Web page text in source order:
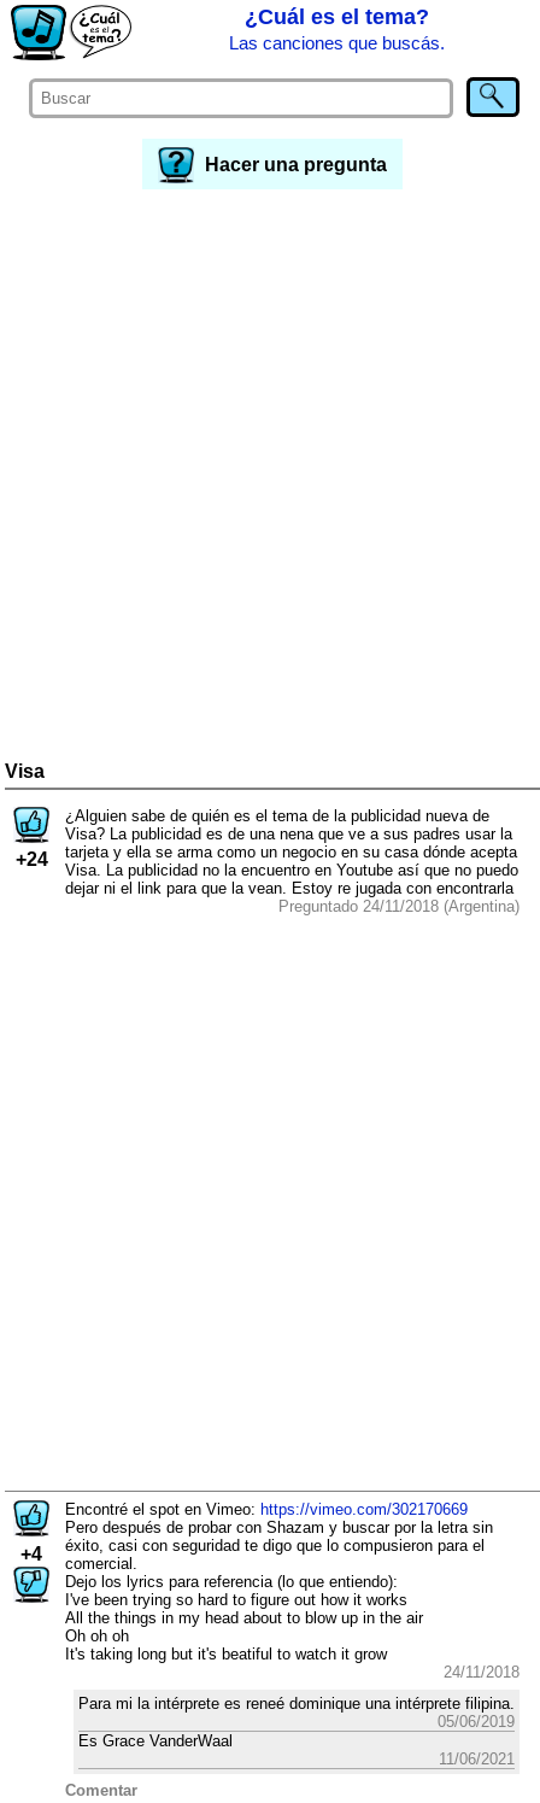
¿Cuál es el tema?
Las canciones que buscás.
Hacer una pregunta
Visa
+24
¿Alguien sabe de quién es el tema de la publicidad nueva de
Visa? La publicidad es de una nena que ve a sus padres usar la
tarjeta y ella se arma como un negocio en su casa dónde acepta
Visa. La publicidad no la encuentro en Youtube así que no puedo
dejar ni el link para que la vean. Estoy re jugada con encontrarla
Preguntado 24/11/2018 (Argentina)
+4
Encontré el spot en Vimeo: https://vimeo.com/302170669
Pero después de probar con Shazam y buscar por la letra sin
éxito, casi con seguridad te digo que lo compusieron para el
comercial.
Dejo los lyrics para referencia (lo que entiendo):
I've been trying so hard to figure out how it works
All the things in my head about to blow up in the air
Oh oh oh
It's taking long but it's beatiful to watch it grow
24/11/2018
Para mi la intérprete es reneé dominique una intérprete filipina.
05/06/2019
Es Grace VanderWaal
11/06/2021
Comentar